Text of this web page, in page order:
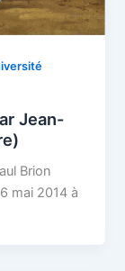
Jean-
Brion
mai 2014 à